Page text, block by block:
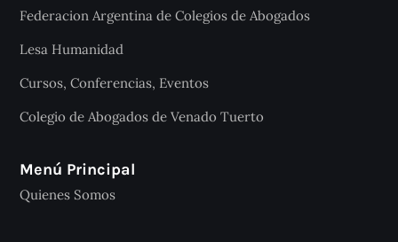
Federacion Argentina de Colegios de Abogados
Lesa Humanidad
Cursos, Conferencias, Eventos
Colegio de Abogados de Venado Tuerto
Menú Principal
Quienes Somos